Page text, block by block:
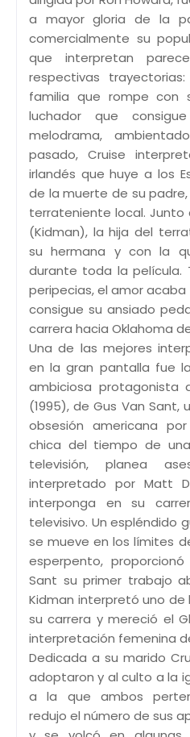
a mayor gloria de la
comercialmente su
que interpretan
respectivas
familia que rompe con
luchador que
melodrama,
pasado, Cruise
irlandés que huye a los
de la muerte de su
terrateniente local. Junto
(Kidman), la hija del
su hermana y con la
durante toda la película.
peripecias, el amor
consigue su ansiado
carrera hacia Oklahoma
Una de las mejores
en la gran pantalla fue
ambiciosa protagonista
(1995), de Gus Van Sant,
obsesión americana
chica del tiempo de
televisión, planea
interpretado por Matt
interponga en su
televisivo. Un espléndido
se mueve en los límites
esperpento,
Sant su primer trabajo
Kidman interpretó uno
su carrera y mereció el
interpretación femenina
Dedicada a su marido
adoptaron y al culto a la
a la que ambos
redujo el número de sus